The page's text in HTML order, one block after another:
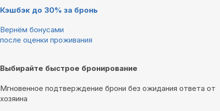
Кэшбэк до 30% за бронь
Вернём бонусами
после оценки проживания
Выбирайте быстрое бронирование
Мгновенное подтверждение брони без ожидания ответа от
хозяина